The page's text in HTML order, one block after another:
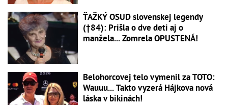
ŤAŽKÝ OSUD slovenskej legendy
(†84): Prišla o dve deti aj o
manžela... Zomrela OPUSTENÁ!
Belohorcovej telo vymenil za TOTO:
Wauuu... Takto vyzerá Hájkova nová
láska v bikinách!